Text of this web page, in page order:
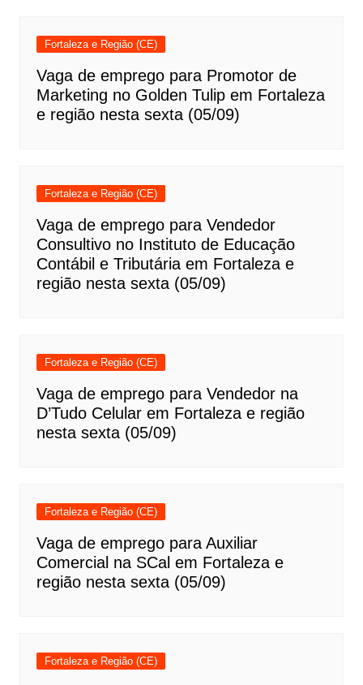
Fortaleza e Região (CE)
Vaga de emprego para Promotor de
Marketing no Golden Tulip em Fortaleza
e região nesta sexta (05/09)
Fortaleza e Região (CE)
Vaga de emprego para Vendedor
Consultivo no Instituto de Educação
Contábil e Tributária em Fortaleza e
região nesta sexta (05/09)
Fortaleza e Região (CE)
Vaga de emprego para Vendedor na
D’Tudo Celular em Fortaleza e região
nesta sexta (05/09)
Fortaleza e Região (CE)
Vaga de emprego para Auxiliar
Comercial na SCal em Fortaleza e
região nesta sexta (05/09)
Fortaleza e Região (CE)